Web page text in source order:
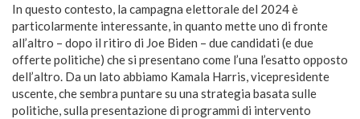
In questo contesto, la campagna elettorale del 2024 è
particolarmente interessante, in quanto mette uno di fronte
all’altro – dopo il ritiro di Joe Biden – due candidati (e due
offerte politiche) che si presentano come l’una l’esatto opposto
dell’altro. Da un lato abbiamo Kamala Harris, vicepresidente
uscente, che sembra puntare su una strategia basata sulle
politiche, sulla presentazione di programmi di intervento